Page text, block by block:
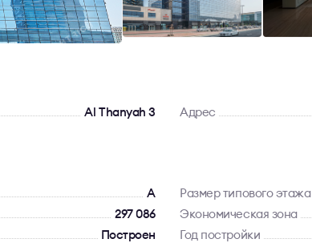
Al Thanyah 3 Адрес
A Размер типового этажа
297 086 Экономическая зона
Построен Год постройки